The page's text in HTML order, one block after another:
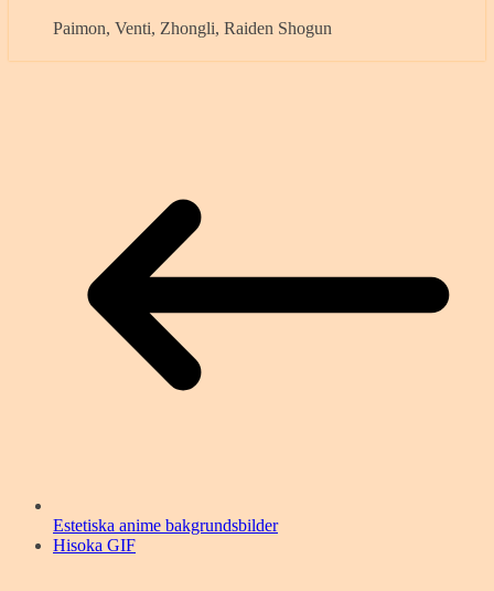
Paimon, Venti, Zhongli, Raiden Shogun
Estetiska anime bakgrundsbilder
Hisoka GIF